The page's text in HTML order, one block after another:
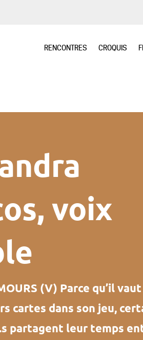
RENCONTRES CROQUIS
voix
(V) Parce qu’il
cartes dans son jeu,
partagent leur temps